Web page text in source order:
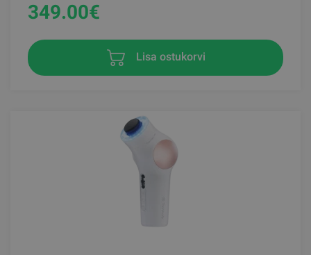
349.00€
Lisa ostukorvi